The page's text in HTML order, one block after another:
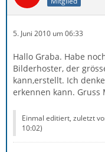
5. Juni 2010 um 06:33
Hallo Graba. Habe
Bilderhoster, der
kann,erstellt. Ich
erkennen kann. Gruss
Einmal editiert, zuletzt
10:02)